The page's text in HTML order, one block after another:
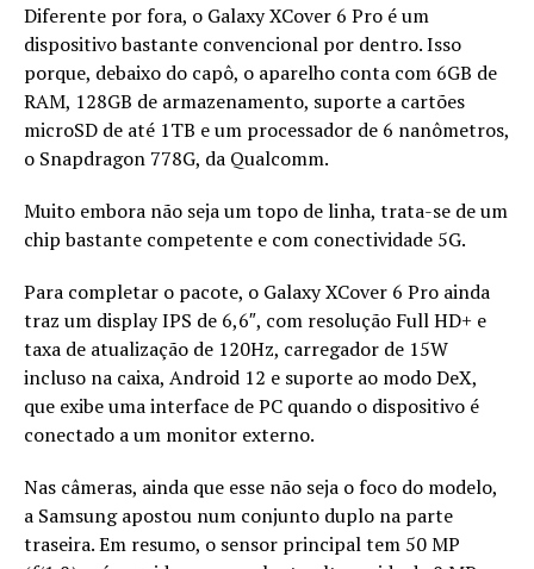
Diferente por fora, o Galaxy XCover 6 Pro é um
dispositivo bastante convencional por dentro. Isso
porque, debaixo do capô, o aparelho conta com 6GB de
RAM, 128GB de armazenamento, suporte a cartões
microSD de até 1TB e um processador de 6 nanômetros,
o Snapdragon 778G, da Qualcomm.
Muito embora não seja um topo de linha, trata-se de um
chip bastante competente e com conectividade 5G.
Para completar o pacote, o Galaxy XCover 6 Pro ainda
traz um display IPS de 6,6″, com resolução Full HD+ e
taxa de atualização de 120Hz, carregador de 15W
incluso na caixa, Android 12 e suporte ao modo DeX,
que exibe uma interface de PC quando o dispositivo é
conectado a um monitor externo.
Nas câmeras, ainda que esse não seja o foco do modelo,
a Samsung apostou num conjunto duplo na parte
traseira. Em resumo, o sensor principal tem 50 MP